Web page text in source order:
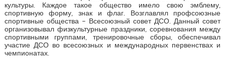
культуры. Каждое такое общество имело свою эмблему,
спортивную форму, знак и флаг. Возглавлял профсоюзные
спортивные общества – Всесоюзный совет ДСО. Данный совет
организовывал физкультурные праздники, соревнования между
спортивными группами, тренировочные сборы, обеспечивал
участие ДСО во всесоюзных и международных первенствах и
чемпионатах.